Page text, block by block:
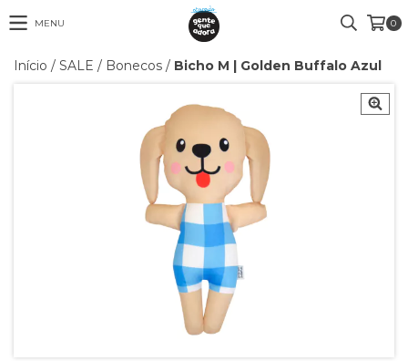
MENU 0
Início / SALE / Bonecos / Bicho M | Golden Buffalo Azul